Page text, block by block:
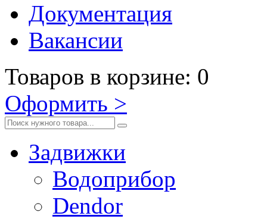
Документация
Вакансии
Товаров в корзине: 0
Оформить >
Задвижки
Водоприбор
Dendor